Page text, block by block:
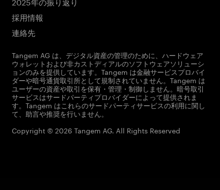
採用情報
連絡先
Tangem AG は、デジタル資産の管理のために、ハードウェア
ウォレットおよび非カストディアルのソフトウェアソリューシ
ョンのみを提供しています。Tangem は金融サービスプロバイ
ダーや暗号通貨取引所として規制されていません。Tangem は
ユーザーの資産や取引を保有・管理・制御しません。暗号取引
サービスはサードパーティプロバイダーによって提供されま
す。Tangem はこれらのサードパーティサービスの利用に関し
て、助言や推奨を行いません。